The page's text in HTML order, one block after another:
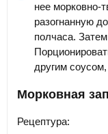
нее морковно-
разогнанную
полчаса.
другим
Морковная
Рецептура: